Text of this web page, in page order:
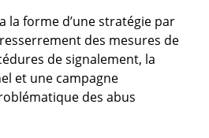
la forme d’une stratégie par
des mesures de
de signalement, la
et une campagne
des abus